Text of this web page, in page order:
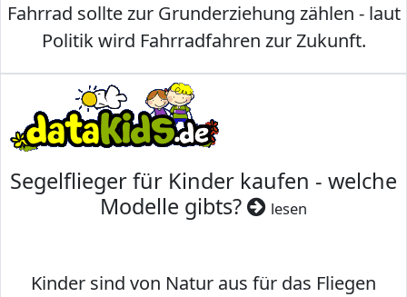
Fahrrad sollte zur Grunderziehung zählen - laut
Politik wird Fahrradfahren zur Zukunft.
Segelflieger für Kinder kaufen - welche
Modelle gibts?
lesen
Kinder sind von Natur aus für das Fliegen